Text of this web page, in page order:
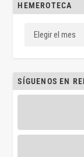
HEMEROTECA
SÍGUENOS EN